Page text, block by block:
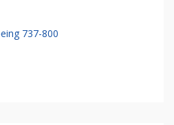
737-800